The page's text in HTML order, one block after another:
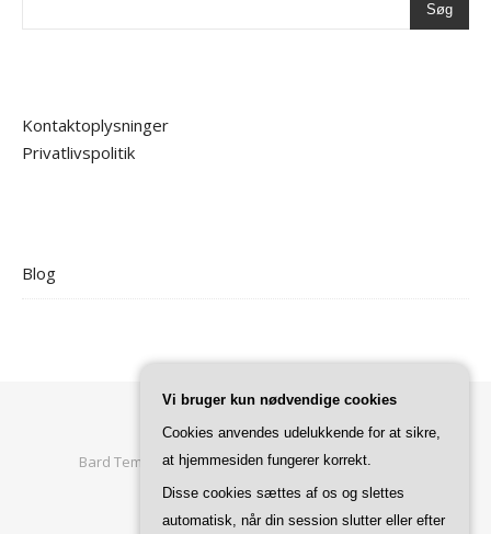
Søg
Kontaktoplysninger
Privatlivspolitik
Blog
Bard Tema afWP Royal. Forside Privatlivspolitik
Vi bruger kun nødvendige cookies
Cookies anvendes udelukkende for at sikre,
at hjemmesiden fungerer korrekt.
Disse cookies sættes af os og slettes
automatisk, når din session slutter eller efter